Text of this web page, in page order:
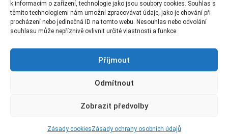
k informacím o zařízení, technologie jako jsou soubory cookies. Souhlas s
těmito technologiemi nám umožní zpracovávat údaje, jako je chování při
procházení nebo jedinečná ID na tomto webu. Nesouhlas nebo odvolání
souhlasu může nepříznivě ovlivnit určité vlastnosti a funkce.
Příjmout
Odmítnout
Zobrazit předvolby
Zásady cookiesZásady ochrany osobních údajů
Vozový park
Kontakt